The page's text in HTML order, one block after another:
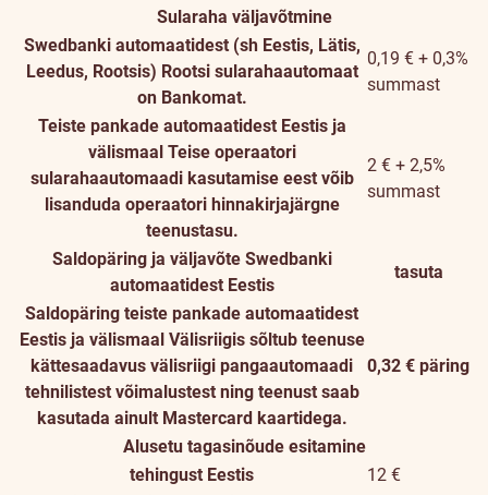
Sularaha väljavõtmine
Swedbanki automaatidest (sh Eestis, Lätis,
Leedus, Rootsis) Rootsi sularahaautomaat
on Bankomat.
0,19 € + 0,3%
summast
Teiste pankade automaatidest Eestis ja
välismaal Teise operaatori
sularahaautomaadi kasutamise eest võib
lisanduda operaatori hinnakirjajärgne
teenustasu.
2 € + 2,5%
summast
Saldopäring ja väljavõte Swedbanki
automaatidest Eestis
tasuta
Saldopäring teiste pankade automaatidest
Eestis ja välismaal Välisriigis sõltub teenuse
kättesaadavus välisriigi pangaautomaadi
tehnilistest võimalustest ning teenust saab
kasutada ainult Mastercard kaartidega.
0,32 € päring
Alusetu tagasinõude esitamine
tehingust Eestis
12 €